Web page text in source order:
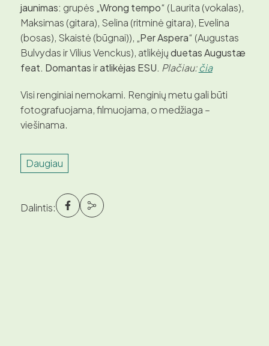
jaunimas: grupės „Wrong tempo“ (Laurita (vokalas),
Maksimas (gitara), Selina (ritminė gitara), Evelina
(bosas), Skaistė (būgnai)), „Per Aspera“ (Augustas
Bulvydas ir Vilius Venckus), atlikėjųduetas Augustæ
feat. Domantas iratlikėjas ESU. Plačiau:čia
Visi renginiai nemokami. Renginių metu gali būti
fotografuojama, filmuojama, o medžiaga –
viešinama.
Daugiau
Dalintis: